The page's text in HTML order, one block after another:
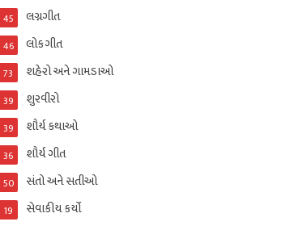
લગ્નગીત
45
લોકગીત
46
શહેરો અને ગામડાઓ
73
શુરવીરો
39
શૌર્ય કથાઓ
39
શૌર્ય ગીત
36
સંતો અને સતીઓ
50
સેવાકીય કર્યો
19